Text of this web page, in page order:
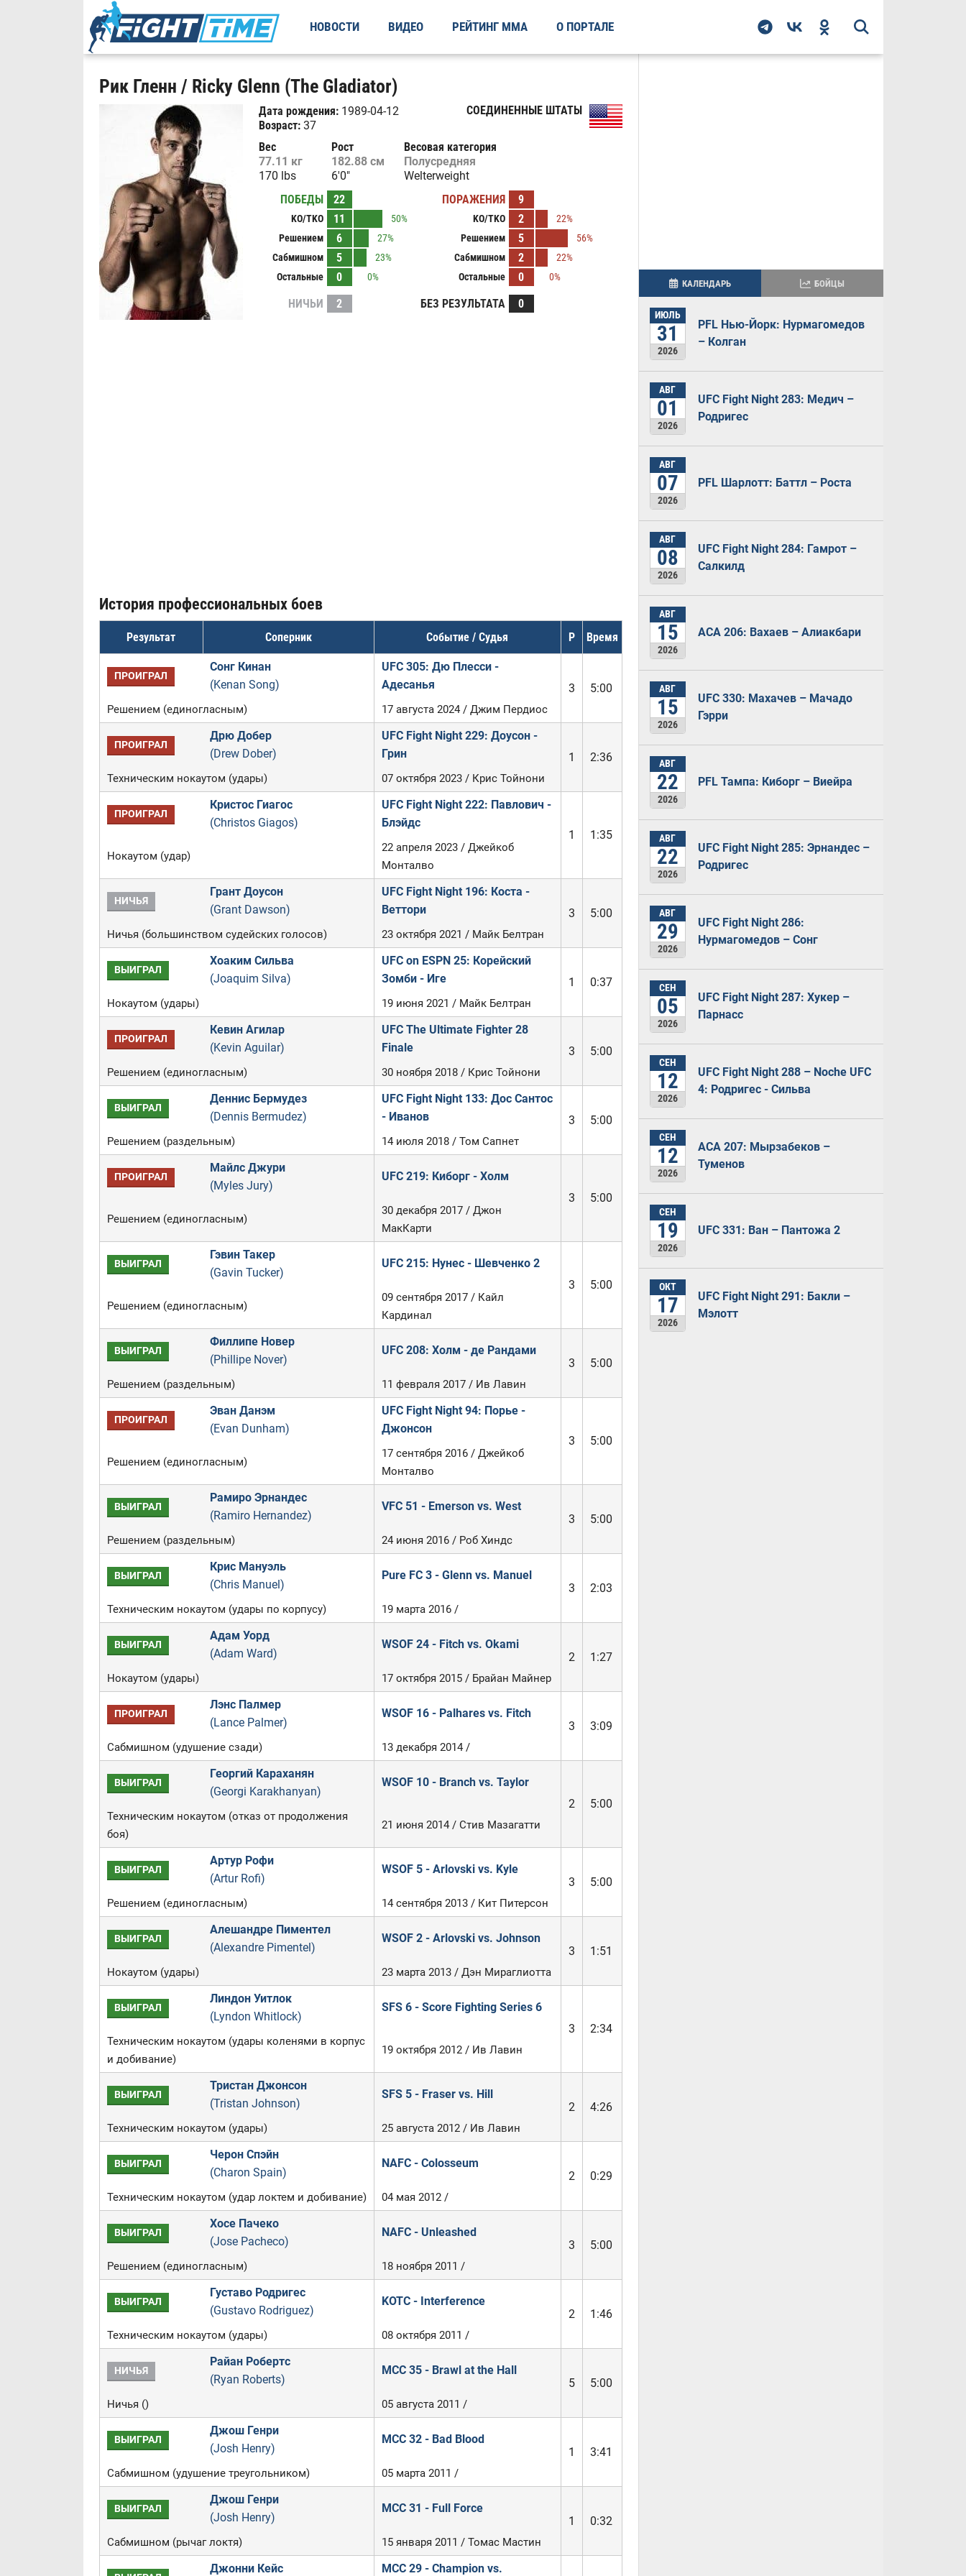
НОВОСТИ ВИДЕО РЕЙТИНГ ММА О ПОРТАЛЕ
Рик Гленн / Ricky Glenn (The Gladiator)
Дата рождения:1989-04-12
Возраст:37
СОЕДИНЕННЫЕ ШТАТЫ
Вес
77.11 кг
170 lbs
Рост
182.88 см
6'0"
Весовая категория
Полусредняя
Welterweight
ПОБЕДЫ
22
KO/TKO 11
50%
Решением
6
27%
Сабмишном
5
23%
Остальные
0 0%
ПОРАЖЕНИЯ 9
KO/TKO 2
22%
Решением
5
56%
Сабмишном
2
22%
Остальные
0 0%
НИЧЬИ 2 БЕЗ РЕЗУЛЬТАТА 0
История профессиональных боев
Результат Соперник Событие / Судья Р Время
ПРОИГРАЛ
Сонг Кинан
(Kenan Song)
UFC 305: Дю Плесси -
Адесанья
3 5:00
Решением (единогласным) 17 августа 2024 / Джим Пердиос
ПРОИГРАЛ
Дрю Добер
(Drew Dober)
UFC Fight Night 229: Доусон -
Грин
1 2:36
Техническим нокаутом (удары) 07 октября 2023 / Крис Тойнони
ПРОИГРАЛ
Кристос Гиагос
(Christos Giagos)
UFC Fight Night 222: Павлович -
Блэйдс
1
1:35
Нокаутом (удар)
22 апреля 2023 / Джейкоб
Монталво
НИЧЬЯ
Грант Доусон
(Grant Dawson)
UFC Fight Night 196: Коста -
Веттори
3 5:00
Ничья (большинством судейских голосов) 23 октября 2021 / Майк Белтран
ВЫИГРАЛ
Хоаким Сильва
(Joaquim Silva)
UFC on ESPN 25: Корейский
Зомби - Иге
1 0:37
Нокаутом (удары) 19 июня 2021 / Майк Белтран
ПРОИГРАЛ
Кевин Агилар
(Kevin Aguilar)
UFC The Ultimate Fighter 28
Finale
3 5:00
Решением (единогласным) 30 ноября 2018 / Крис Тойнони
ВЫИГРАЛ
Деннис Бермудез
(Dennis Bermudez)
UFC Fight Night 133: Дос Сантос
- Иванов
3 5:00
Решением (раздельным) 14 июля 2018 / Том Сапнет
ПРОИГРАЛ
Майлс Джури
(Myles Jury)
UFC 219: Киборг - Холм
3
5:00
Решением (единогласным)
30 декабря 2017 / Джон
МакКарти
ВЫИГРАЛ
Гэвин Такер
(Gavin Tucker)
UFC 215: Нунес - Шевченко 2
3
5:00
Решением (единогласным)
09 сентября 2017 / Кайл
Кардинал
ВЫИГРАЛ
Филлипе Новер
(Phillipe Nover)
UFC 208: Холм - де Рандами
3
5:00
Решением (раздельным) 11 февраля 2017 / Ив Лавин
ПРОИГРАЛ
Эван Данэм
(Evan Dunham)
UFC Fight Night 94: Порье -
Джонсон
3
5:00
Решением (единогласным)
17 сентября 2016 / Джейкоб
Монталво
ВЫИГРАЛ
Рамиро Эрнандес
(Ramiro Hernandez)
VFC 51 - Emerson vs. West
3
5:00
Решением (раздельным) 24 июня 2016 / Роб Хиндс
ВЫИГРАЛ
Крис Мануэль
(Chris Manuel)
Pure FC 3 - Glenn vs. Manuel
3
2:03
Техническим нокаутом (удары по корпусу) 19 марта 2016 /
ВЫИГРАЛ
Адам Уорд
(Adam Ward)
WSOF 24 - Fitch vs. Okami
2
1:27
Нокаутом (удары) 17 октября 2015 / Брайан Майнер
ПРОИГРАЛ
Лэнс Палмер
(Lance Palmer)
WSOF 16 - Palhares vs. Fitch
3
3:09
Сабмишном (удушение сзади) 13 декабря 2014 /
ВЫИГРАЛ
Георгий Караханян
(Georgi Karakhanyan)
WSOF 10 - Branch vs. Taylor
2
5:00
Техническим нокаутом (отказ от продолжения
боя)
21 июня 2014 / Стив Мазагатти
ВЫИГРАЛ
Артур Рофи
(Artur Rofi)
WSOF 5 - Arlovski vs. Kyle
3
5:00
Решением (единогласным) 14 сентября 2013 / Кит Питерсон
ВЫИГРАЛ
Алешандре Пиментел
(Alexandre Pimentel)
WSOF 2 - Arlovski vs. Johnson
3
1:51
Нокаутом (удары) 23 марта 2013 / Дэн Мираглиотта
ВЫИГРАЛ
Линдон Уитлок
(Lyndon Whitlock)
SFS 6 - Score Fighting Series 6
3
2:34
Техническим нокаутом (удары коленями в корпус
и добивание)
19 октября 2012 / Ив Лавин
ВЫИГРАЛ
Тристан Джонсон
(Tristan Johnson)
SFS 5 - Fraser vs. Hill
2
4:26
Техническим нокаутом (удары) 25 августа 2012 / Ив Лавин
ВЫИГРАЛ
Черон Спэйн
(Charon Spain)
NAFC - Colosseum
2
0:29
Техническим нокаутом (удар локтем и добивание) 04 мая 2012 /
ВЫИГРАЛ
Хосе Пачеко
(Jose Pacheco)
NAFC - Unleashed
3
5:00
Решением (единогласным) 18 ноября 2011 /
ВЫИГРАЛ
Густаво Родригес
(Gustavo Rodriguez)
KOTC - Interference
2
1:46
Техническим нокаутом (удары) 08 октября 2011 /
НИЧЬЯ
Райан Робертс
(Ryan Roberts)
MCC 35 - Brawl at the Hall
5
5:00
Ничья () 05 августа 2011 /
ВЫИГРАЛ
Джош Генри
(Josh Henry)
MCC 32 - Bad Blood
1
3:41
Сабмишном (удушение треугольником) 05 марта 2011 /
ВЫИГРАЛ
Джош Генри
(Josh Henry)
MCC 31 - Full Force
1
0:32
Сабмишном (рычаг локтя) 15 января 2011 / Томас Мастин
Джонни Кейс MCC 29 - Champion vs.
КАЛЕНДАРЬ БОЙЦЫ
ИЮЛЬ
31
2026
PFL Нью-Йорк: Нурмагомедов
– Колган
АВГ
01
2026
UFC Fight Night 283: Медич –
Родригес
АВГ
07
2026
PFL Шарлотт: Баттл – Роста
АВГ
08
2026
UFC Fight Night 284: Гамрот –
Салкилд
АВГ
15
2026
ACA 206: Вахаев – Алиакбари
АВГ
15
2026
UFC 330: Махачев – Мачадо
Гэрри
АВГ
22
2026
PFL Тампа: Киборг – Виейра
АВГ
22
2026
UFC Fight Night 285: Эрнандес –
Родригес
АВГ
29
2026
UFC Fight Night 286:
Нурмагомедов – Сонг
СЕН
05
2026
UFC Fight Night 287: Хукер –
Парнасс
СЕН
12
2026
UFC Fight Night 288 – Noche UFC
4: Родригес - Сильва
СЕН
12
2026
ACA 207: Мырзабеков –
Туменов
СЕН
19
2026
UFC 331: Ван – Пантожа 2
ОКТ
17
2026
UFC Fight Night 291: Бакли –
Мэлотт